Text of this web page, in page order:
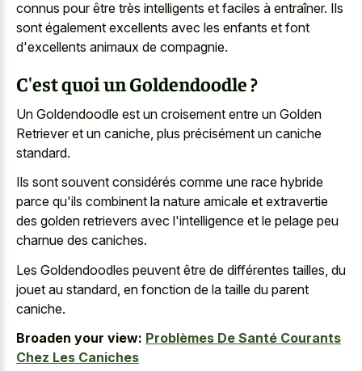
connus pour être très intelligents et faciles à entraîner. Ils
sont également excellents avec les enfants et font
d'excellents animaux de compagnie.
C'est quoi un Goldendoodle ?
Un Goldendoodle est un croisement entre un Golden
Retriever et un caniche, plus précisément un caniche
standard.
Ils sont souvent considérés comme une race hybride
parce qu'ils combinent la nature amicale et extravertie
des golden retrievers avec l'intelligence et le pelage peu
charnue des caniches.
Les Goldendoodles peuvent être de différentes tailles, du
jouet au standard, en fonction de la taille du parent
caniche.
Broaden your view: Problèmes De Santé Courants
Chez Les Caniches